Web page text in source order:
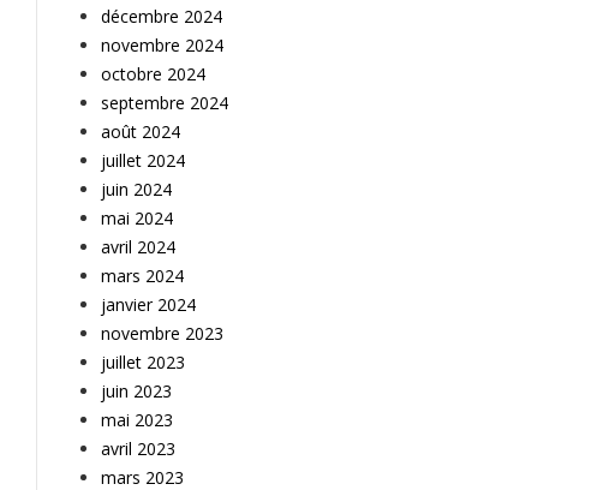
décembre 2024
novembre 2024
octobre 2024
septembre 2024
août 2024
juillet 2024
juin 2024
mai 2024
avril 2024
mars 2024
janvier 2024
novembre 2023
juillet 2023
juin 2023
mai 2023
avril 2023
mars 2023